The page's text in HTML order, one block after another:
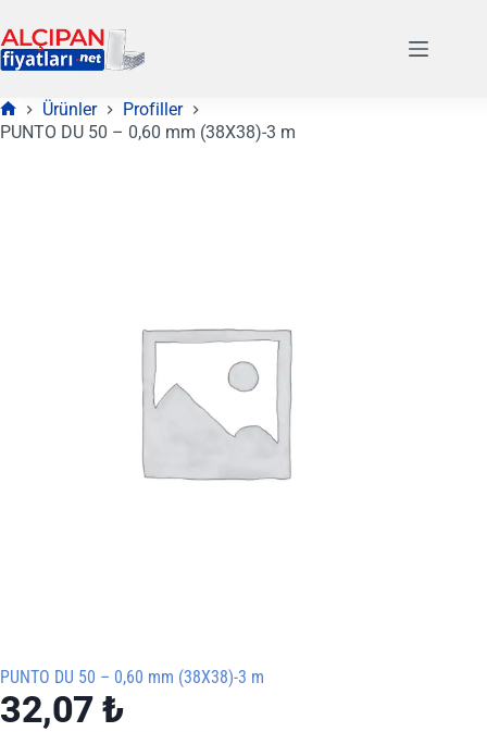
to
content
Anasayfa
Ürünler
Profiller
PUNTO DU 50 – 0,60 mm (38X38)-3 m
PUNTO DU 50 – 0,60 mm (38X38)-3 m
32,07 ₺